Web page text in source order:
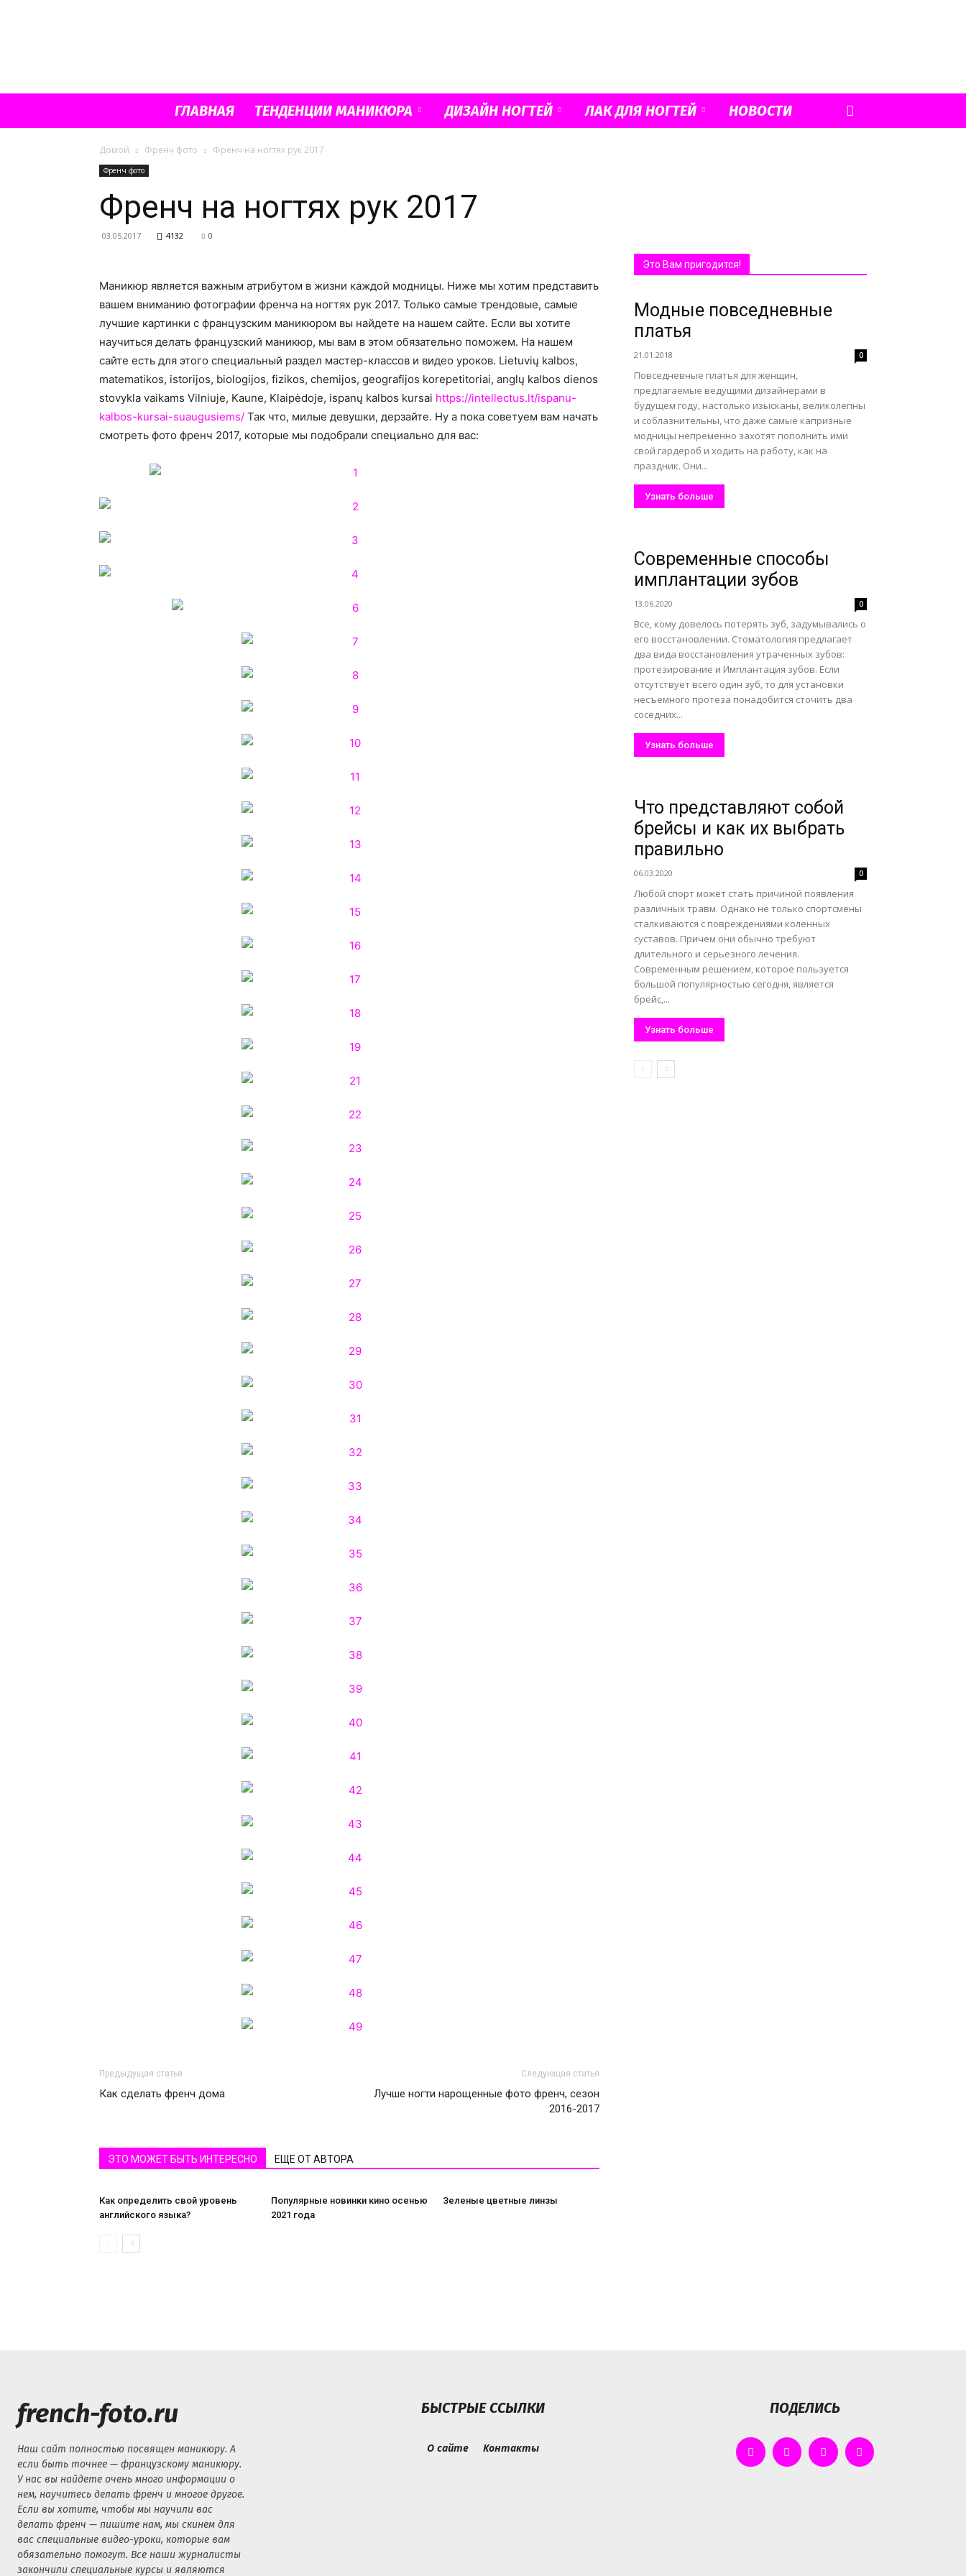
Французский
все
ГЛАВНАЯ ТЕНДЕНЦИИ МАНИКЮРА ДИЗАЙН НОГТЕЙ ЛАК ДЛЯ НОГТЕЙ НОВОСТИ
Домой Френч фото Френч на ногтях рук 2017
Френч фото
Френч на ногтях рук 2017
03.05.2017 4132 0
Маникюр является важным атрибутом в жизни каждой модницы. Ниже мы хотим представить
вашем вниманию фотографии френча на ногтях рук 2017. Только самые трендовые, самые
лучшие картинки с французским маникюром вы найдете на нашем сайте. Если вы хотите
научиться делать французский маникюр, мы вам в этом обязательно поможем. На нашем
сайте есть для этого специальный раздел мастер-классов и видео уроков. Lietuvių kalbos,
matematikos, istorijos, biologijos, fizikos, chemijos, geografijos korepetitoriai, anglų kalbos dienos
stovykla vaikams Vilniuje, Kaune, Klaipėdoje, ispanų kalbos kursai https://intellectus.lt/ispanu-
kalbos-kursai-suaugusiems/ Так что, милые девушки, дерзайте. Ну а пока советуем вам начать
смотреть фото френч 2017, которые мы подобрали специально для вас:
Предыдущая статья
Как сделать френч дома
Следующая статья
Лучше ногти нарощенные фото френч, сезон
2016-2017
ЭТО МОЖЕТ БЫТЬ ИНТЕРЕСНО ЕЩЕ ОТ АВТОРА
Как определить свой уровень
английского языка?
Популярные новинки кино осенью
2021 года
Зеленые цветные линзы
Это Вам пригодится!
Модные повседневные
платья
21.01.2018 0
Повседневные платья для женщин,
предлагаемые ведущими дизайнерами в
будущем году, настолько изысканы, великолепны
и соблазнительны, что даже самые капризные
модницы непременно захотят пополнить ими
свой гардероб и ходить на работу, как на
праздник. Они...
Узнать больше
Современные способы
имплантации зубов
13.06.2020 0
Все, кому довелось потерять зуб, задумывались о
его восстановлении. Стоматология предлагает
два вида восстановления утраченных зубов:
протезирование и Имплантация зубов. Если
отсутствует всего один зуб, то для установки
несъемного протеза понадобится сточить два
соседних...
Узнать больше
Что представляют собой
брейсы и как их выбрать
правильно
06.03.2020 0
Любой спорт может стать причиной появления
различных травм. Однако не только спортсмены
сталкиваются с повреждениями коленных
суставов. Причем они обычно требуют
длительного и серьезного лечения.
Современным решением, которое пользуется
большой популярностью сегодня, является
брейс,...
Узнать больше
french-foto.ru
Наш сайт полностью посвящен маникюру. А
если быть точнее — французскому маникюру.
У нас вы найдете очень много информации о
нем, научитесь делать френч и многое другое.
Если вы хотите, чтобы мы научили вас
делать френч — пишите нам, мы скинем для
вас специальные видео-уроки, которые вам
обязательно помогут. Все наши журналисты
закончили специальные курсы и являются
БЫСТРЫЕ ССЫЛКИ
О сайте Контакты
ПОДЕЛИСЬ